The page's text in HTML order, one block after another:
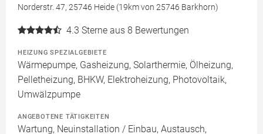
Norderstr. 47, 25746 Heide (19km von 25746 Barkhorn)
4.3 Sterne aus 8 Bewertungen
HEIZUNG SPEZIALGEBIETE
Wärmepumpe, Gasheizung, Solarthermie, Ölheizung,
Pelletheizung, BHKW, Elektroheizung, Photovoltaik,
Umwälzpumpe
ANGEBOTENE TÄTIGKEITEN
Wartung, Neuinstallation / Einbau, Austausch,